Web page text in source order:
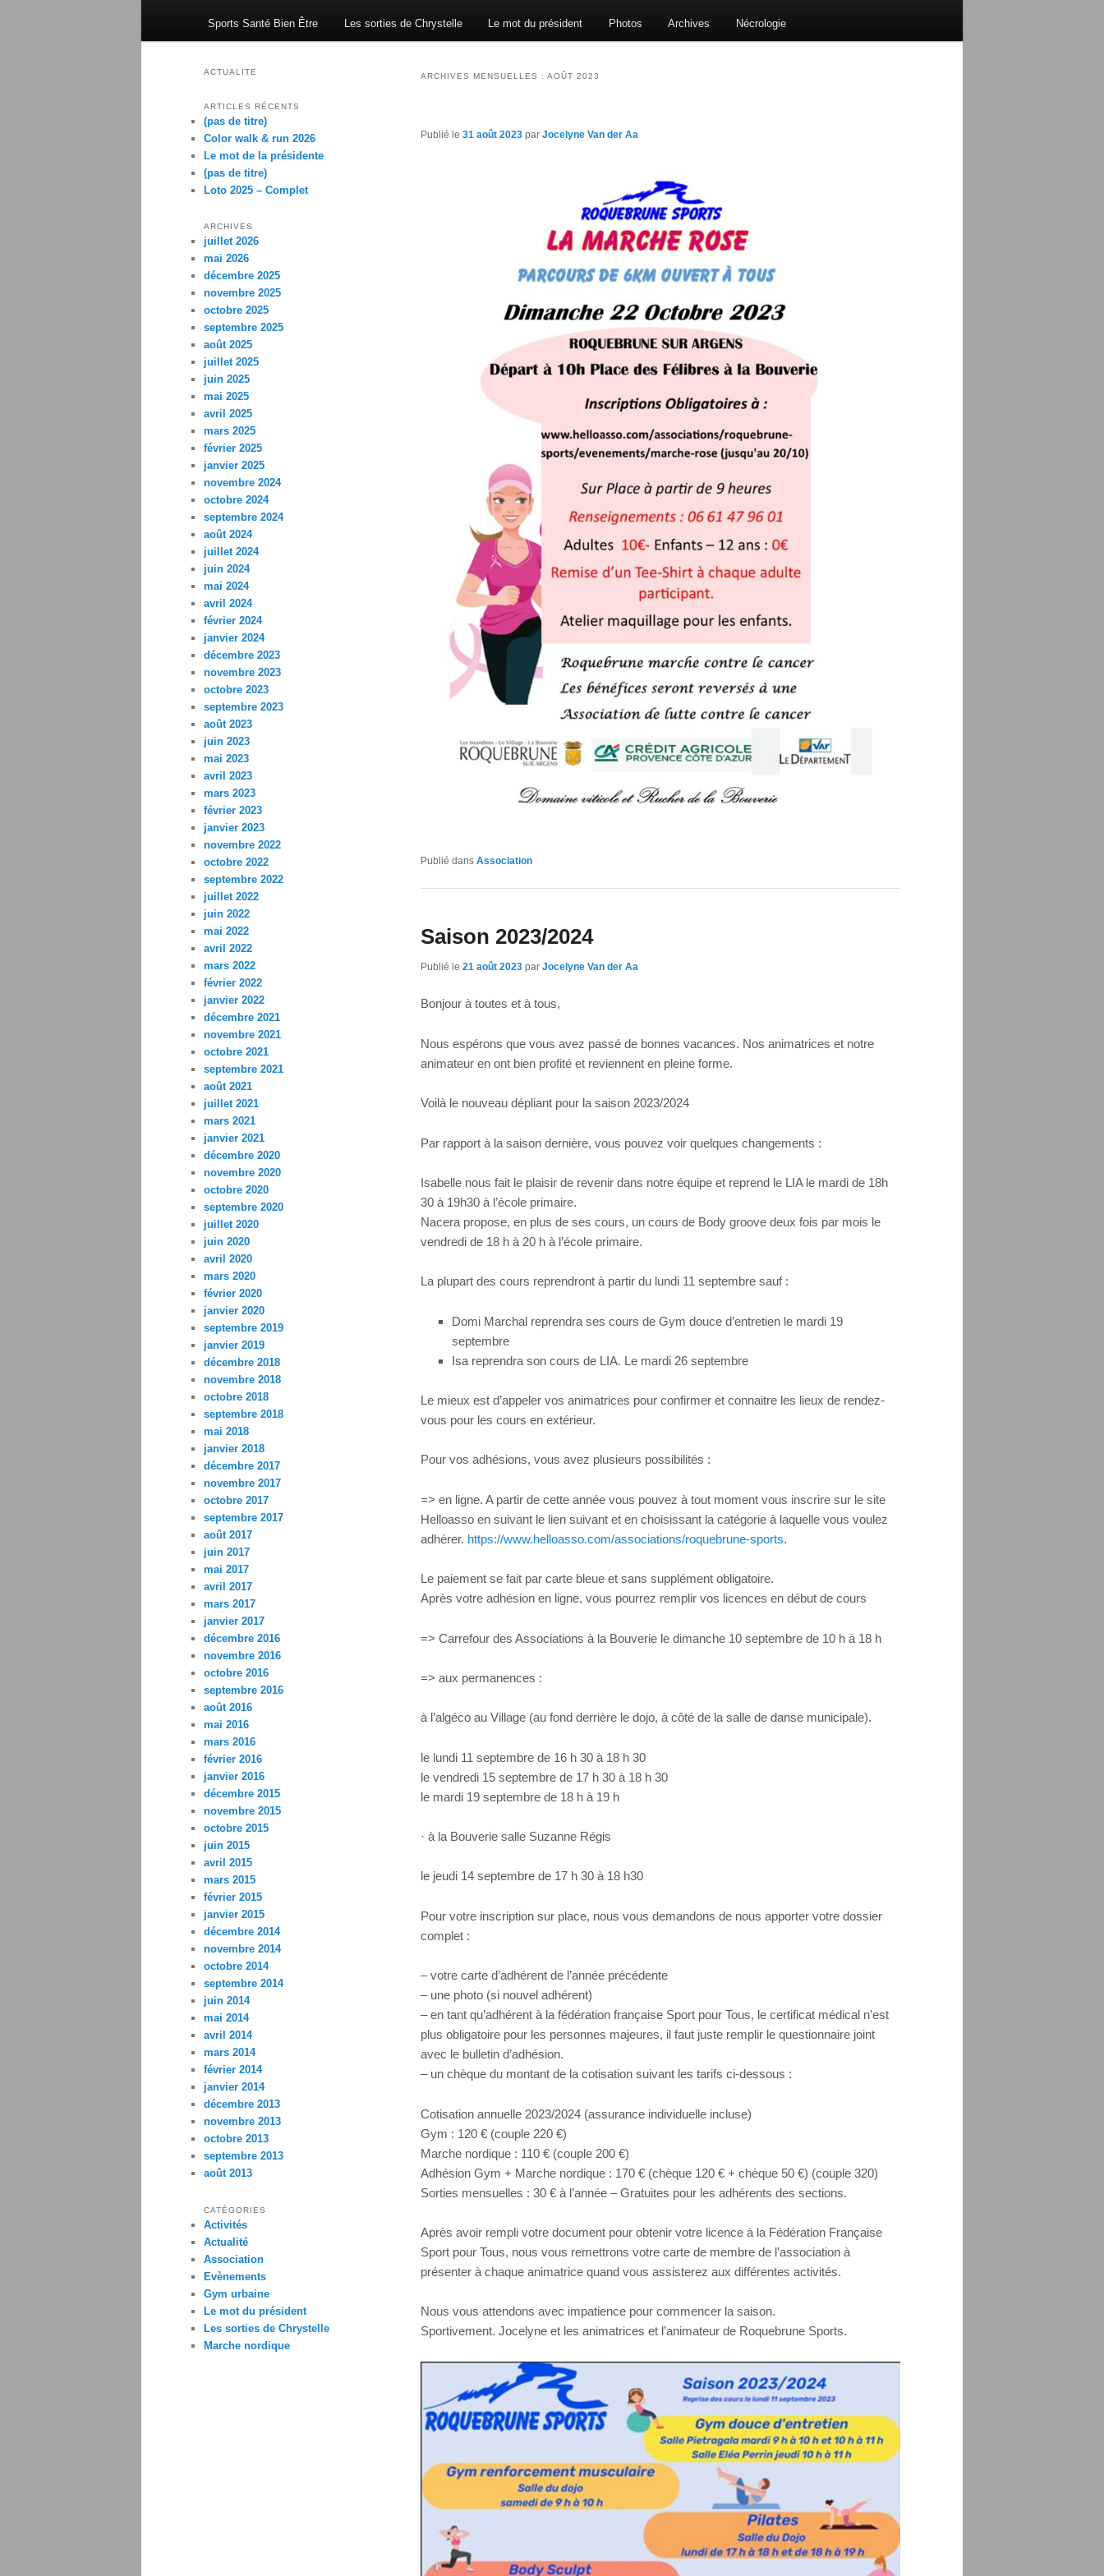
Sports Santé Bien Être Les sorties de Chrystelle Le mot du président Photos Archives Nécrologie
ARCHIVES MENSUELLES : AOÛT 2023
Publié le 31 août 2023 par Jocelyne Van der Aa
Publié dans Association
Saison 2023/2024
Publié le 21 août 2023 par Jocelyne Van der Aa
Bonjour à toutes et à tous,
Nous espérons que vous avez passé de bonnes vacances. Nos animatrices et notre
animateur en ont bien profité et reviennent en pleine forme.
Voilà le nouveau dépliant pour la saison 2023/2024
Par rapport à la saison dernière, vous pouvez voir quelques changements :
Isabelle nous fait le plaisir de revenir dans notre équipe et reprend le LIA le mardi de 18h
30 à 19h30 à l’école primaire.
Nacera propose, en plus de ses cours, un cours de Body groove deux fois par mois le
vendredi de 18 h à 20 h à l’école primaire.
La plupart des cours reprendront à partir du lundi 11 septembre sauf :
Domi Marchal reprendra ses cours de Gym douce d’entretien le mardi 19
septembre
Isa reprendra son cours de LIA. Le mardi 26 septembre
Le mieux est d’appeler vos animatrices pour confirmer et connaitre les lieux de rendez-
vous pour les cours en extérieur.
Pour vos adhésions, vous avez plusieurs possibilités :
=> en ligne. A partir de cette année vous pouvez à tout moment vous inscrire sur le site
Helloasso en suivant le lien suivant et en choisissant la catégorie à laquelle vous voulez
adhérer. https://www.helloasso.com/associations/roquebrune-sports.
Le paiement se fait par carte bleue et sans supplément obligatoire.
Après votre adhésion en ligne, vous pourrez remplir vos licences en début de cours
=> Carrefour des Associations à la Bouverie le dimanche 10 septembre de 10 h à 18 h
=> aux permanences :
à l’algéco au Village (au fond derrière le dojo, à côté de la salle de danse municipale).
le lundi 11 septembre de 16 h 30 à 18 h 30
le vendredi 15 septembre de 17 h 30 à 18 h 30
le mardi 19 septembre de 18 h à 19 h
· à la Bouverie salle Suzanne Régis
le jeudi 14 septembre de 17 h 30 à 18 h30
Pour votre inscription sur place, nous vous demandons de nous apporter votre dossier
complet :
– votre carte d’adhérent de l’année précédente
– une photo (si nouvel adhérent)
– en tant qu’adhérent à la fédération française Sport pour Tous, le certificat médical n’est
plus obligatoire pour les personnes majeures, il faut juste remplir le questionnaire joint
avec le bulletin d’adhésion.
– un chèque du montant de la cotisation suivant les tarifs ci-dessous :
Cotisation annuelle 2023/2024 (assurance individuelle incluse)
Gym : 120 € (couple 220 €)
Marche nordique : 110 € (couple 200 €)
Adhésion Gym + Marche nordique : 170 € (chèque 120 € + chèque 50 €) (couple 320)
Sorties mensuelles : 30 € à l’année – Gratuites pour les adhérents des sections.
Après avoir rempli votre document pour obtenir votre licence à la Fédération Française
Sport pour Tous, nous vous remettrons votre carte de membre de l’association à
présenter à chaque animatrice quand vous assisterez aux différentes activités.
Nous vous attendons avec impatience pour commencer la saison.
Sportivement. Jocelyne et les animatrices et l’animateur de Roquebrune Sports.
ACTUALITE
ARTICLES RÉCENTS
(pas de titre)
Color walk & run 2026
Le mot de la présidente
(pas de titre)
Loto 2025 – Complet
ARCHIVES
juillet 2026
mai 2026
décembre 2025
novembre 2025
octobre 2025
septembre 2025
août 2025
juillet 2025
juin 2025
mai 2025
avril 2025
mars 2025
février 2025
janvier 2025
novembre 2024
octobre 2024
septembre 2024
août 2024
juillet 2024
juin 2024
mai 2024
avril 2024
février 2024
janvier 2024
décembre 2023
novembre 2023
octobre 2023
septembre 2023
août 2023
juin 2023
mai 2023
avril 2023
mars 2023
février 2023
janvier 2023
novembre 2022
octobre 2022
septembre 2022
juillet 2022
juin 2022
mai 2022
avril 2022
mars 2022
février 2022
janvier 2022
décembre 2021
novembre 2021
octobre 2021
septembre 2021
août 2021
juillet 2021
mars 2021
janvier 2021
décembre 2020
novembre 2020
octobre 2020
septembre 2020
juillet 2020
juin 2020
avril 2020
mars 2020
février 2020
janvier 2020
septembre 2019
janvier 2019
décembre 2018
novembre 2018
octobre 2018
septembre 2018
mai 2018
janvier 2018
décembre 2017
novembre 2017
octobre 2017
septembre 2017
août 2017
juin 2017
mai 2017
avril 2017
mars 2017
janvier 2017
décembre 2016
novembre 2016
octobre 2016
septembre 2016
août 2016
mai 2016
mars 2016
février 2016
janvier 2016
décembre 2015
novembre 2015
octobre 2015
juin 2015
avril 2015
mars 2015
février 2015
janvier 2015
décembre 2014
novembre 2014
octobre 2014
septembre 2014
juin 2014
mai 2014
avril 2014
mars 2014
février 2014
janvier 2014
décembre 2013
novembre 2013
octobre 2013
septembre 2013
août 2013
CATÉGORIES
Activités
Actualité
Association
Evènements
Gym urbaine
Le mot du président
Les sorties de Chrystelle
Marche nordique